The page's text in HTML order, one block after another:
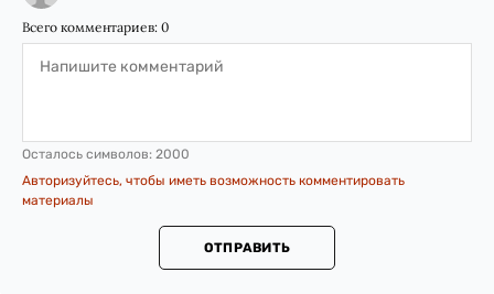
Всего комментариев: 0
Осталось символов: 2000
Авторизуйтесь, чтобы иметь возможность комментировать
материалы
ОТПРАВИТЬ